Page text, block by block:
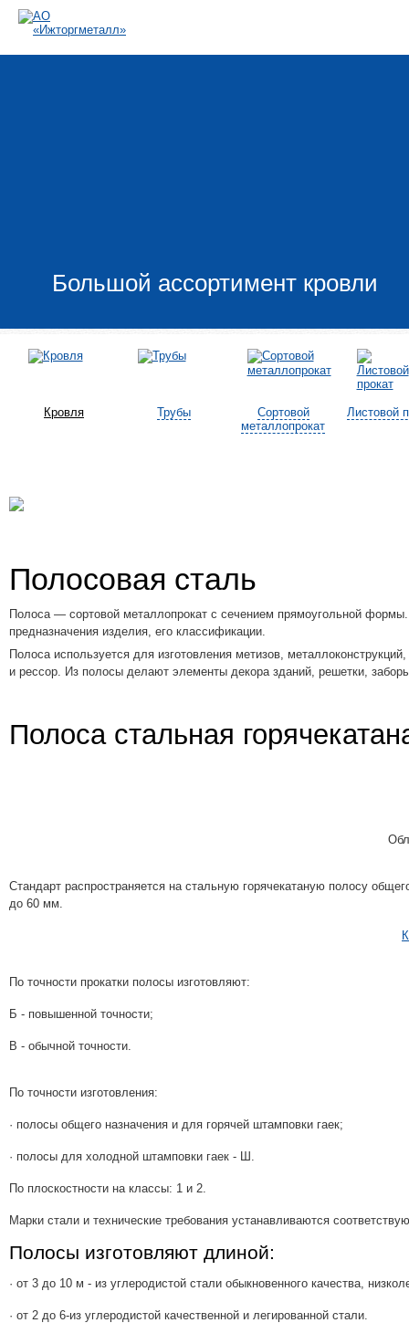
Большой ассортимент кровли
Кровля Трубы
Сортовой
металлопрокат
Листовой
Полосовая сталь
Полоса — сортовой металлопрокат с сечением прямоугольной
предназначения изделия, его классификации.
Полоса используется для изготовления метизов,
и рессор. Из полосы делают элементы декора зданий, решетки,
Полоса стальная
Стандарт распространяется на стальную горячекатаную полосу
до 60 мм.
По точности прокатки полосы изготовляют:
Б - повышенной точности;
В - обычной точности.
По точности изготовления:
· полосы общего назначения и для горячей штамповки гаек;
· полосы для холодной штамповки гаек - Ш.
По плоскостности на классы: 1 и 2.
Марки стали и технические требования устанавливаются
Полосы изготовляют длиной:
· от 3 до 10 м - из углеродистой стали обыкновенного качества,
· от 2 до 6-из углеродистой качественной и легированной стали.